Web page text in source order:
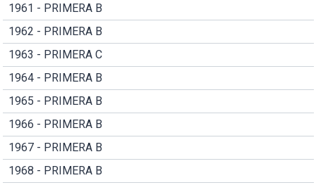
1961 - PRIMERA B
1962 - PRIMERA B
1963 - PRIMERA C
1964 - PRIMERA B
1965 - PRIMERA B
1966 - PRIMERA B
1967 - PRIMERA B
1968 - PRIMERA B